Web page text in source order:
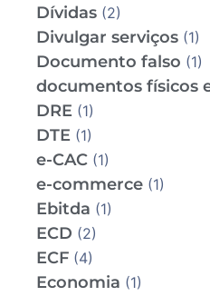
Dívidas (2)
Divulgar serviços (1)
Documento falso (1)
documentos físicos
DRE (1)
DTE (1)
e-CAC (1)
e-commerce (1)
Ebitda (1)
ECD (2)
ECF (4)
Economia (1)